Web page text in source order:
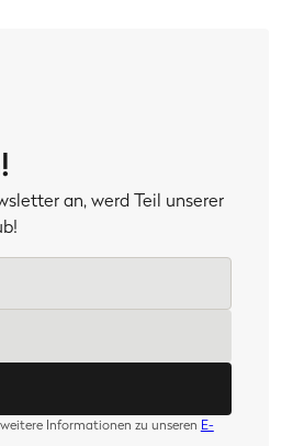
an, werd Teil unserer
Informationen zu unseren E-